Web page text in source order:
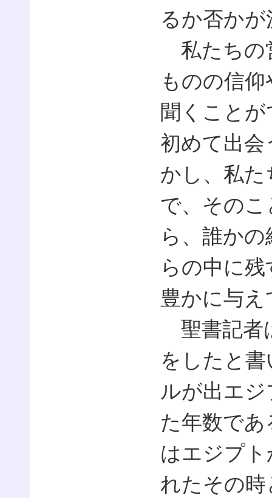
るか否か
私たちの
ものの信
聞くこと
初めて出会
かし、私
で、その
ら、誰か
らの中に
豊かに与
聖書記者
をしたと
ルが出エ
た年数で
はエジプ
れたその